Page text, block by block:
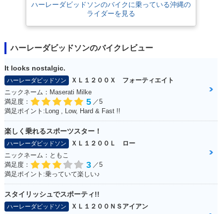
ハーレーダビッドソンのバイクに乗っている沖縄の
ライダーを見る
ハーレーダビッドソンのバイクレビュー
It looks nostalgic.
ハーレーダビッドソン
ＸＬ１２００Ｘ フォーティエイト
ニックネーム：Maserati Milke
満足度：
5 ／5
満足ポイント:Long , Low, Hard & Fast !!
楽しく乗れるスポーツスター！
ハーレーダビッドソン
ＸＬ１２００Ｌ ロー
ニックネーム：ともこ
満足度：
3 ／5
満足ポイント:乗っていて楽しい♪
スタイリッシュでスポーティ!!
ハーレーダビッドソン
ＸＬ１２００ＮＳアイアン